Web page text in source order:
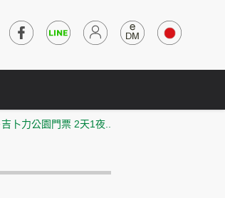
卜力公園門票 2天1夜..